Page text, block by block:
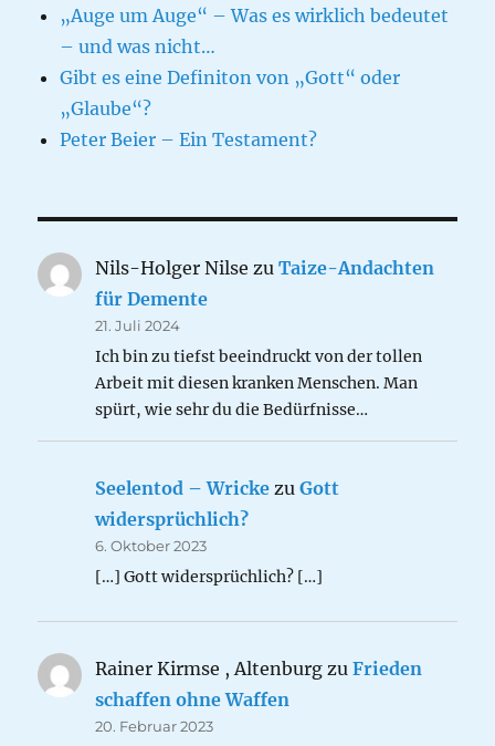
„Auge um Auge“ – Was es wirklich bedeutet
– und was nicht…
Gibt es eine Definiton von „Gott“ oder
„Glaube“?
Peter Beier – Ein Testament?
Nils-Holger Nilse zuTaize-Andachten
für Demente
21. Juli 2024
Ich bin zu tiefst beeindruckt von der tollen
Arbeit mit diesen kranken Menschen. Man
spürt, wie sehr du die Bedürfnisse…
Seelentod – Wricke zuGott
widersprüchlich?
6. Oktober 2023
[…] Gott widersprüchlich? […]
Rainer Kirmse , Altenburg zuFrieden
schaffen ohne Waffen
20. Februar 2023